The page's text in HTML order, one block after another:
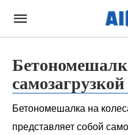
самозагрузкой
Бетономешалка на
представляет собой